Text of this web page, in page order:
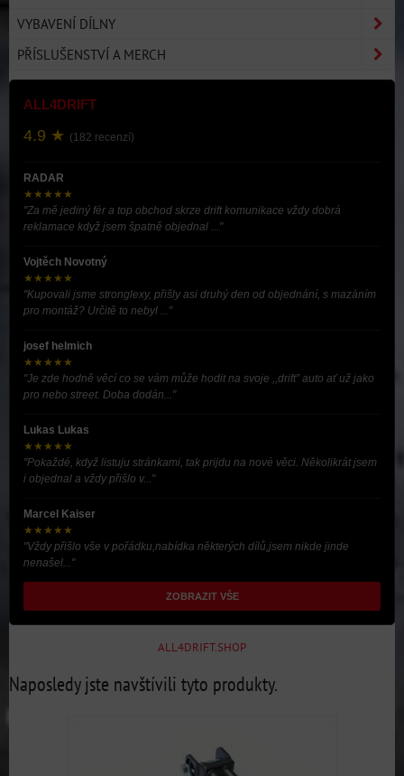
VYBAVENÍ DÍLNY
PŘÍSLUŠENSTVÍ A MERCH
ALL4DRIFT
4.9 ★ (182 recenzí)
RADAR
★★★★★
"Za mě jediný fér a top obchod skrze drift komunikace vždy dobrá
reklamace když jsem špatně objednal ..."
Vojtěch Novotný
★★★★★
"Kupovali jsme stronglexy, přišly asi druhý den od objednání, s mazáním
pro montáž? Určitě to nebyl ..."
josef helmich
★★★★★
"Je zde hodně věcí co se vám může hodit na svoje ,,drift” auto ať už jako
pro nebo street. Doba dodán..."
Lukas Lukas
★★★★★
"Pokaždé, když listuju stránkami, tak prijdu na nové věci. Několikrát jsem
i objednal a vždy přišlo v..."
Marcel Kaiser
★★★★★
"Vždy přišlo vše v pořádku,nabídka některých dílů,jsem nikde jinde
nenašel..."
ZOBRAZIT VŠE
ALL4DRIFT.SHOP
Naposledy jste navštívili tyto produkty.